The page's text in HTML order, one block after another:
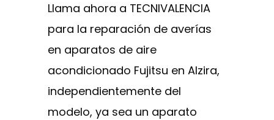
Llama ahora a TECNIVALENCIA
para la reparación de averías
en aparatos de aire
acondicionado Fujitsu en Alzira,
independientemente del
modelo, ya sea un aparato